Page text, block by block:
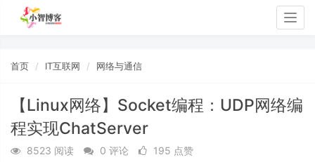
首页 IT互联网 网络与通信
【Linux网络】Socket编程：UDP网络编
程实现ChatServer
8523 阅读 0 评论 195 点赞